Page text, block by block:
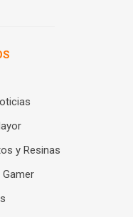
y Resinas